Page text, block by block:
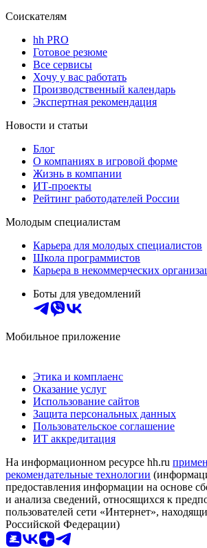
Соискателям
hh PRO
Готовое резюме
Все сервисы
Хочу у вас работать
Производственный календарь
Экспертная рекомендация
Новости и статьи
Блог
О компаниях в игровой форме
Жизнь в компании
ИТ-проекты
Рейтинг работодателей России
Молодым специалистам
Карьера для молодых специалистов
Школа программистов
Карьера в некоммерческих
Боты для уведомлений
Мобильное приложение
Этика и комплаенс
Оказание услуг
Использование сайтов
Защита персональных данных
Пользовательское соглашение
ИТ аккредитация
На информационном ресурсе hh.ru
рекомендательные технологии
предоставления информации на основе
и анализа сведений, относящихся к
пользователей сети «Интернет»,
Российской Федерации)